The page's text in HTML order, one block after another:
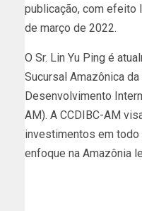
publicação, com efeito
de março de 2022.
O Sr. Lin Yu Ping é
Sucursal Amazônica
Desenvolvimento
AM). A CCDIBC-AM
investimentos em todo
enfoque na Amazônia